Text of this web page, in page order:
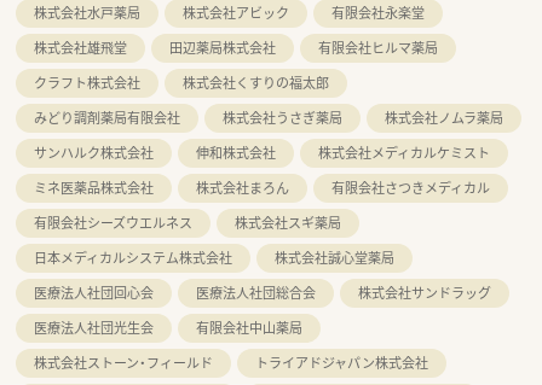
株式会社水戸薬局
株式会社アビック
有限会社永楽堂
株式会社雄飛堂
田辺薬局株式会社
有限会社ヒルマ薬局
クラフト株式会社
株式会社くすりの福太郎
みどり調剤薬局有限会社
株式会社うさぎ薬局
株式会社ノムラ薬局
サンハルク株式会社
伸和株式会社
株式会社メディカルケミスト
ミネ医薬品株式会社
株式会社まろん
有限会社さつきメディカル
有限会社シーズウエルネス
株式会社スギ薬局
日本メディカルシステム株式会社
株式会社誠心堂薬局
医療法人社団回心会
医療法人社団総合会
株式会社サンドラッグ
医療法人社団光生会
有限会社中山薬局
株式会社ストーン・フィールド
トライアドジャパン株式会社